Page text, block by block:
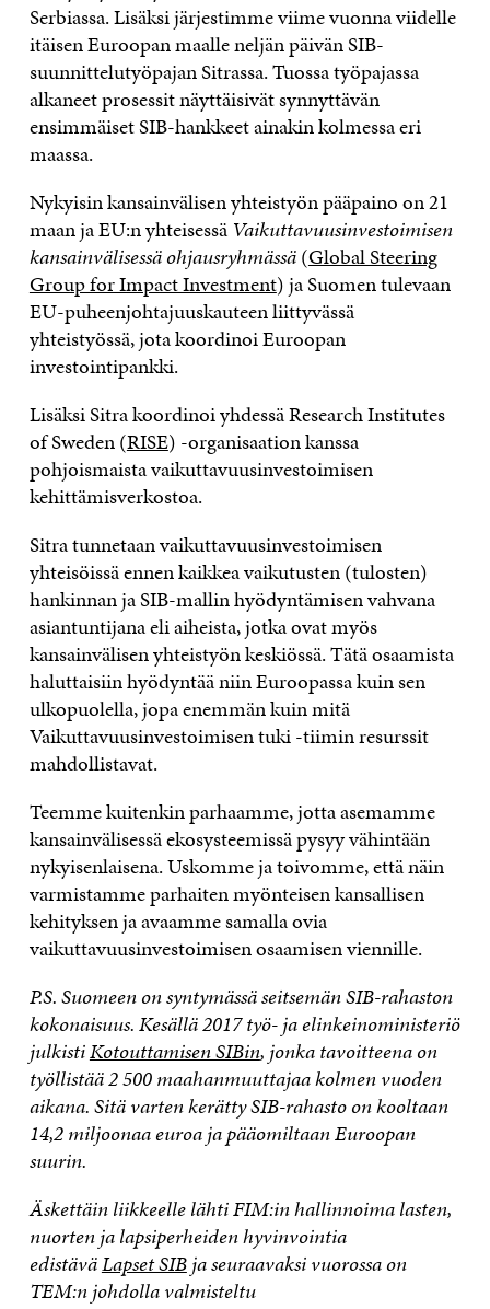
Serbiassa. Lisäksi järjestimme viime vuonna viidelle
itäisen Euroopan maalle neljän päivän SIB-
suunnittelutyöpajan Sitrassa. Tuossa työpajassa
alkaneet prosessit näyttäisivät synnyttävän
ensimmäiset SIB-hankkeet ainakin kolmessa eri
maassa.
Nykyisin kansainvälisen yhteistyön pääpaino on 21
maan ja EU:n yhteisessä Vaikuttavuusinvestoimisen
kansainvälisessä ohjausryhmässä(Global Steering
Group for Impact Investment) ja Suomen tulevaan
EU-puheenjohtajuuskauteen liittyvässä
yhteistyössä, jota koordinoi Euroopan
investointipankki.
Lisäksi Sitra koordinoi yhdessä Research Institutes
of Sweden (RISE) -organisaation kanssa
pohjoismaista vaikuttavuusinvestoimisen
kehittämisverkostoa.
Sitra tunnetaan vaikuttavuusinvestoimisen
yhteisöissä ennen kaikkea vaikutusten (tulosten)
hankinnan ja SIB-mallin hyödyntämisen vahvana
asiantuntijana eli aiheista, jotka ovat myös
kansainvälisen yhteistyön keskiössä. Tätä osaamista
haluttaisiin hyödyntää niin Euroopassa kuin sen
ulkopuolella, jopa enemmän kuin mitä
Vaikuttavuusinvestoimisen tuki -tiimin resurssit
mahdollistavat.
Teemme kuitenkin parhaamme, jotta asemamme
kansainvälisessä ekosysteemissä pysyy vähintään
nykyisenlaisena. Uskomme ja toivomme, että näin
varmistamme parhaiten myönteisen kansallisen
kehityksen ja avaamme samalla ovia
vaikuttavuusinvestoimisen osaamisen viennille.
P.S. Suomeen on syntymässä seitsemän SIB-rahaston
kokonaisuus. Kesällä 2017 työ- ja elinkeinoministeriö
julkistiKotouttamisen SIBin, jonka tavoitteena on
työllistää 2 500 maahanmuuttajaa kolmen vuoden
aikana. Sitä varten kerätty SIB-rahasto on kooltaan
14,2 miljoonaa euroa ja pääomiltaan Euroopan
suurin.
Äskettäin liikkeelle lähti FIM:in hallinnoima lasten,
nuorten ja lapsiperheiden hyvinvointia
edistäväLapset SIBja seuraavaksi vuorossa on
TEM:n johdolla valmisteltu